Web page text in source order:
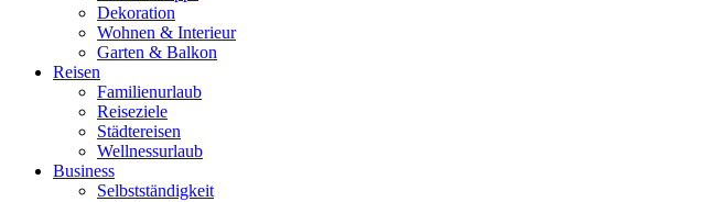
Dekoration
Wohnen & Interieur
Garten & Balkon
Reisen
Familienurlaub
Reiseziele
Städtereisen
Wellnessurlaub
Business
Selbstständigkeit